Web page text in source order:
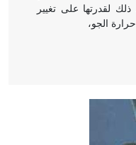
ذلك لقدرتها على تغيير
الجو،
أربعة مؤلفات هي:
في جروح الرأس.
والفلسفة.